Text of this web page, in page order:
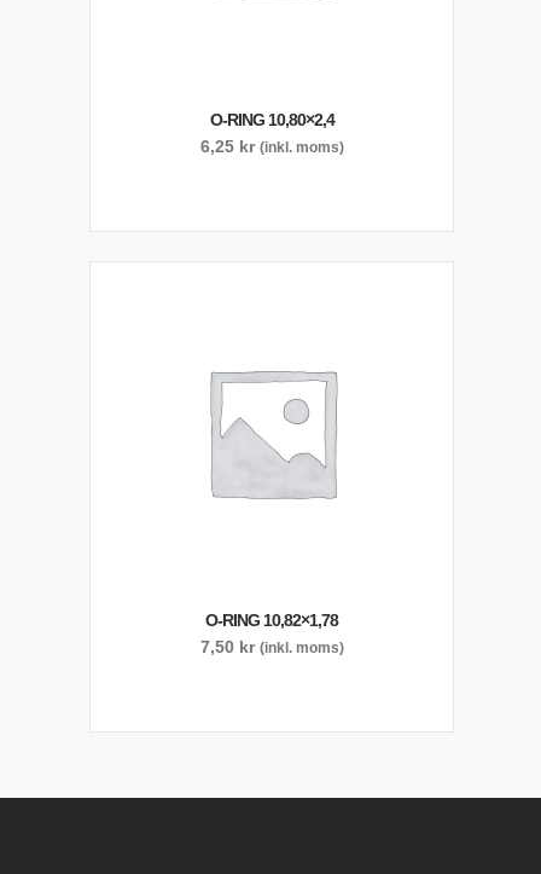
O-RING 10,80×2,4
6,25 kr (inkl. moms)
O-RING 10,82×1,78
7,50 kr (inkl. moms)